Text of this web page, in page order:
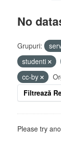
No
Grupuri:
studenti
cc-by
Filtrează
Please try